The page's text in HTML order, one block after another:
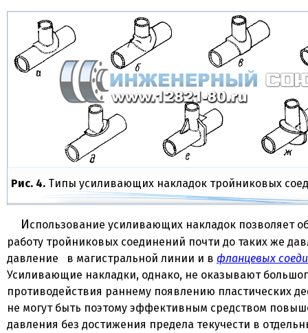
Рис. 4. Типы усиливающих накладок тройниковых
Использование усиливающих накладок позволяет обеспечивать
работу тройниковых соединений почти до таких же
давление в магистральной линии и в фланцевых
Усиливающие накладки, однако, не оказывают
противодействия раннему появлению пластических
не могут быть поэтому эффективным средством
давления без достижения предела текучести в